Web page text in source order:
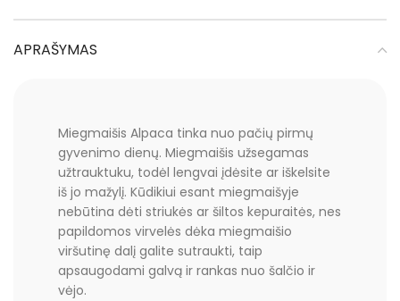
APRAŠYMAS
Miegmaišis Alpaca tinka nuo pačių pirmų
gyvenimo dienų. Miegmaišis užsegamas
užtrauktuku, todėl lengvai įdėsite ar iškelsite
iš jo mažylį. Kūdikiui esant miegmaišyje
nebūtina dėti striukės ar šiltos kepuraitės, nes
papildomos virvelės dėka miegmaišio
viršutinę dalį galite sutraukti, taip
apsaugodami galvą ir rankas nuo šalčio ir
vėjo.